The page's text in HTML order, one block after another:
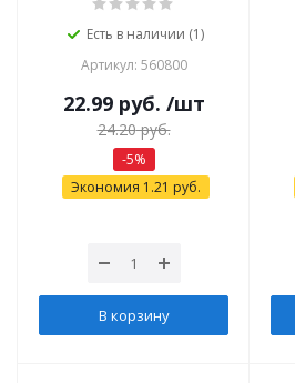
Есть в наличии (1)
Артикул: 560800
22.99руб. /шт
24.20руб.
-5%
Экономия 1.21 руб.
В корзину